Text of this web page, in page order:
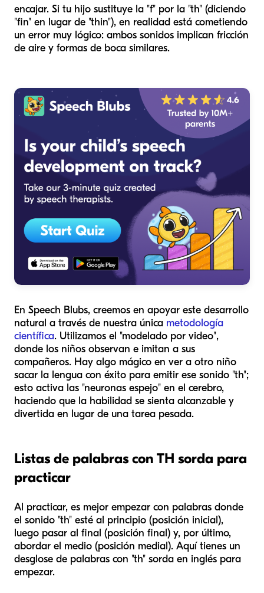
encajar. Si tu hijo sustituye la "f" por la "th" (diciendo
"fin" en lugar de "thin"), en realidad está cometiendo
un error muy lógico: ambos sonidos implican fricción
de aire y formas de boca similares.
En Speech Blubs, creemos en apoyar este desarrollo
natural a través de nuestra única metodología
científica. Utilizamos el "modelado por video",
donde los niños observan e imitan a sus
compañeros. Hay algo mágico en ver a otro niño
sacar la lengua con éxito para emitir ese sonido "th";
esto activa las "neuronas espejo" en el cerebro,
haciendo que la habilidad se sienta alcanzable y
divertida en lugar de una tarea pesada.
Listas de palabras con TH sorda para
practicar
Al practicar, es mejor empezar con palabras donde
el sonido "th" esté al principio (posición inicial),
luego pasar al final (posición final) y, por último,
abordar el medio (posición medial). Aquí tienes un
desglose de palabras con "th" sorda en inglés para
empezar.